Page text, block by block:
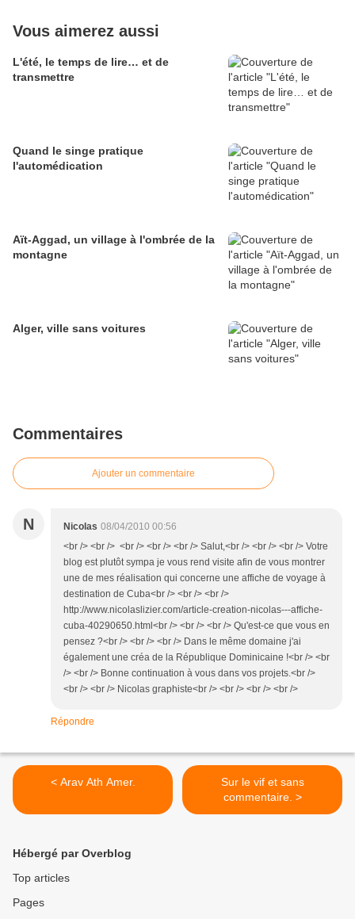
Vous aimerez aussi
L'été, le temps de lire… et de
transmettre
Quand le singe pratique
l'automédication
Aït-Aggad, un village à l'ombrée de la
montagne
Alger, ville sans voitures
Commentaires
Ajouter un commentaire
N Nicolas 08/04/2010 00:56
<br /> <br /> <br /> <br /> <br /> Salut,<br /> <br /> <br /> Votre
blog est plutôt sympa je vous rend visite afin de vous montrer
une de mes réalisation qui concerne une affiche de voyage à
destination de Cuba<br /> <br /> <br />
http://www.nicolaslizier.com/article-creation-nicolas---affiche-
cuba-40290650.html<br /> <br /> <br /> Qu'est-ce que vous en
pensez ?<br /> <br /> <br /> Dans le même domaine j'ai
également une créa de la République Dominicaine !<br /> <br
/> <br /> Bonne continuation à vous dans vos projets.<br />
<br /> <br /> Nicolas graphiste<br /> <br /> <br /> <br />
Répondre
< Arav Ath Amer.
Sur le vif et sans
commentaire. >
Hébergé par Overblog
Top articles
Pages